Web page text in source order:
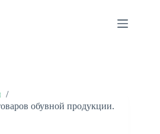
/
обувной продукции.